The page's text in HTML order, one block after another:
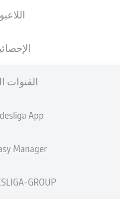
القنوات
App
Manager
GROUP
إحصائيات موسم 2026/